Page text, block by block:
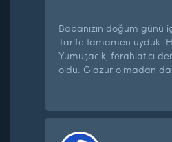
Babanızın doğum günü
Tarife tamamen uyduk.
Yumuşacık, ferahlatıcı
oldu. Glazur olmadan da